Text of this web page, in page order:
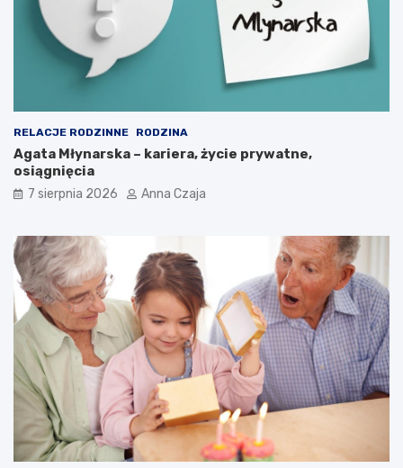
RELACJE RODZINNE RODZINA
Agata Młynarska – kariera, życie prywatne,
osiągnięcia
7 sierpnia 2026 Anna Czaja